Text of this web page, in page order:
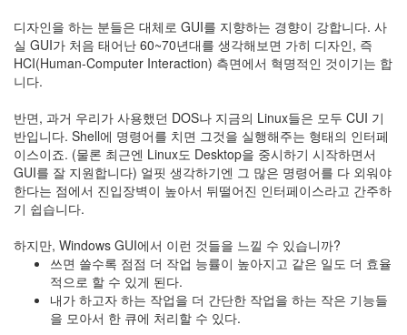
디자인을 하는 분들은 대체로 GUI를 지향하는 경향이 강합니다. 사
실 GUI가 처음 태어난 60~70년대를 생각해보면 가히 디자인, 즉
HCI(Human-Computer Interaction) 측면에서 혁명적인 것이기는 합
니다.
반면, 과거 우리가 사용했던 DOS나 지금의 Linux들은 모두 CUI 기
반입니다. Shell에 명령어를 치면 그것을 실행해주는 형태의 인터페
이스이죠. (물론 최근엔 Linux도 Desktop을 중시하기 시작하면서
GUI를 잘 지원합니다) 얼핏 생각하기엔 그 많은 명령어를 다 외워야
한다는 점에서 진입장벽이 높아서 뒤떨어진 인터페이스라고 간주하
기 쉽습니다.
하지만, Windows GUI에서 이런 것들을 느낄 수 있습니까?
쓰면 쓸수록 점점 더 작업 능률이 높아지고 같은 일도 더 효율
적으로 할 수 있게 된다.
내가 하고자 하는 작업을 더 간단한 작업을 하는 작은 기능들
을 모아서 한 큐에 처리할 수 있다.
메
진
실
textcube
라
어
정
웅
태